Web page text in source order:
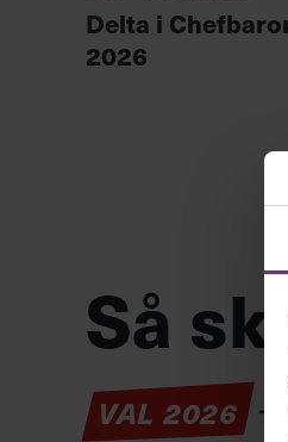
Delta i
2026
Så
VAL 2026